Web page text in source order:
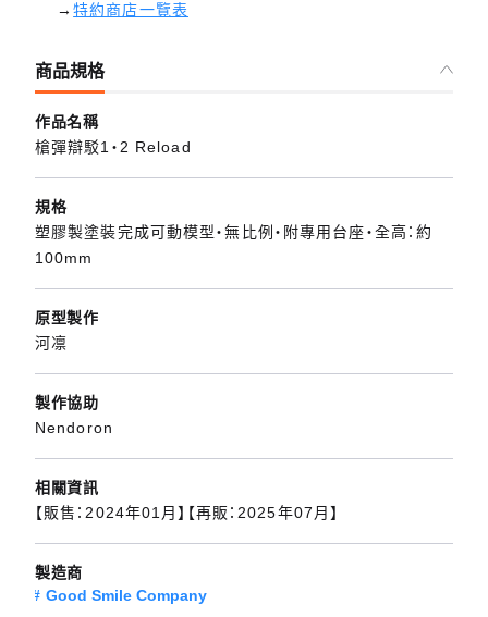
→特約商店一覽表
商品規格
作品名稱
槍彈辯駁1‧2 Reload
規格
塑膠製塗裝完成可動模型・無比例・附專用台座・全高：約
100mm
原型製作
河凛
製作協助
Nendoron
相關資訊
【販售：2024年01月】【再販：2025年07月】
製造商
Good Smile Company